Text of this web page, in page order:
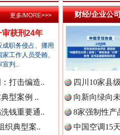
民新闻网.
众新闻网.
民新闻网.
高速路
审获刑24年
成职务侵占、挪用
工作人员受贿、
宣判..
打击编造..
型案例 ..
钱重要通..
织典型案..
更多/MORE>>> 财经/企业公
四川10家县
向新向绿向
8家强制性产
中国空调15